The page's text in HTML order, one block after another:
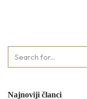
Najnoviji članci